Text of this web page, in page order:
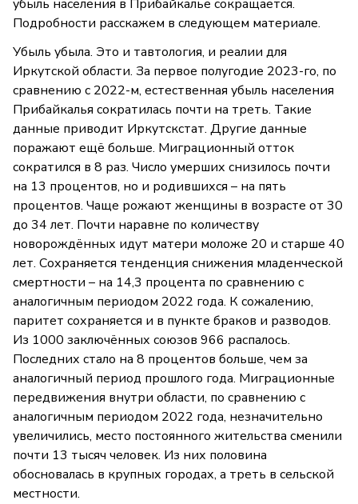
убыль населения в Прибайкалье сокращается.
Подробности расскажем в следующем материале.
Убыль убыла. Это и тавтология, и реалии для
Иркутской области. За первое полугодие 2023-го, по
сравнению с 2022-м, естественная убыль населения
Прибайкалья сократилась почти на треть. Такие
данные приводит Иркутскстат. Другие данные
поражают ещё больше. Миграционный отток
сократился в 8 раз. Число умерших снизилось почти
на 13 процентов, но и родившихся – на пять
процентов. Чаще рожают женщины в возрасте от 30
до 34 лет. Почти наравне по количеству
новорождённых идут матери моложе 20 и старше 40
лет. Сохраняется тенденция снижения младенческой
смертности – на 14,3 процента по сравнению с
аналогичным периодом 2022 года. К сожалению,
паритет сохраняется и в пункте браков и разводов.
Из 1000 заключённых союзов 966 распалось.
Последних стало на 8 процентов больше, чем за
аналогичный период прошлого года. Миграционные
передвижения внутри области, по сравнению с
аналогичным периодом 2022 года, незначительно
увеличились, место постоянного жительства сменили
почти 13 тысяч человек. Из них половина
обосновалась в крупных городах, а треть в сельской
местности.